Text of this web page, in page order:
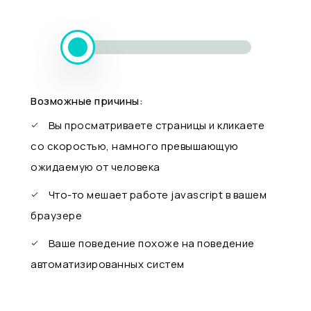
Возможные причины:
Вы просматриваете страницы и кликаете
со скоростью, намного превышающую
ожидаемую от человека
Что-то мешает работе javascript в вашем
браузере
Ваше поведение похоже на поведение
автоматизированных систем